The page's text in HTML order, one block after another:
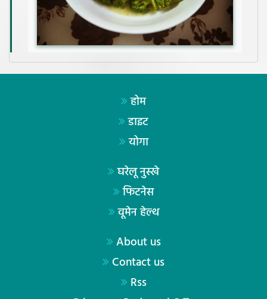
होम
डाइट
योगा
घरेलू नुस्खे
फिटनेस
वूमेन हेल्थ
About us
Contact us
Rss